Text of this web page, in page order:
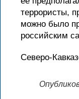
террористы,
можно было
российским
Северо-